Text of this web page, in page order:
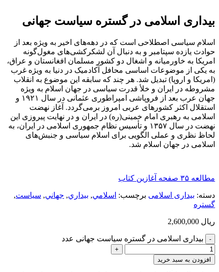
بیداری اسلامی در گستره سیاست جهانی
اسلام سیاسی اصطلاحی است که در دهه‌های اخیر به ویژه بعد از
حوادث یازده سپتامبر و به دنبال آن لشکرکشی‌های مغول‌گونه
امریکا به خاورمیانه و اشغال دو کشور مسلمان افغانستان و عراق،
به یکی از موضوعات اساسی محافل آکادمیک در دنیا به ویژه غرب
(امریکا و اروپا) تبدیل شد. هر چند که سابقه این موضوع به انقلاب
مشروطه در ایران و خلأ قدرت سیاسی در جهان اسلام به ویژه
جهان عرب بعد از فروپاشی امپراطوری عثمانی در سال ۱۹۲۱ و
استقلال اکثر کشورهای عربی امروز برمی‌گردد. آغاز نهضت
اسلامی به رهبری امام خمینی‌(ره) در ایران و در نهایت پیروزی این
نهضت در سال ۱۳۵۷ ‌و تأسیس نظام جمهوری اسلامی در ایران، به
لحاظ نظری و عملی الگویی برای اسلام سیاسی و جنبش‌های
اسلامی در جهان اسلام شد.
مطالعه ۳۵ صفحه آغازین کتاب
دسته: بیداری اسلامی برچسب: اسلامي, بيداري, جهاني, سياست,
گستره
ریال
بیداری اسلامی در گستره سیاست جهانی عدد
افزودن به سبد خرید